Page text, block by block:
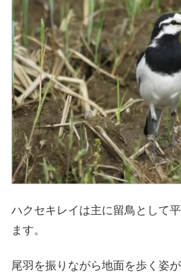
ハクセキレイは主に留鳥として
ます。
尾羽を振りながら地面を歩く姿